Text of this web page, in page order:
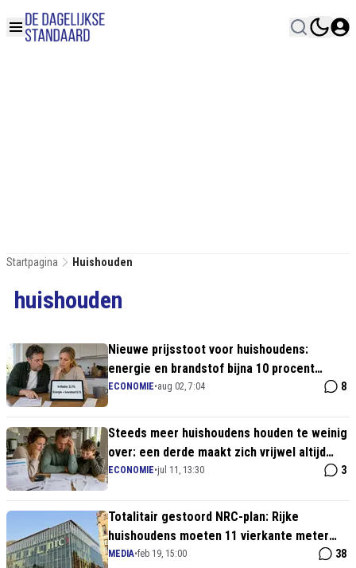
Startpagina Huishouden
huishouden
Nieuwe prijsstoot voor huishoudens:
energie en brandstof bijna 10 procent
duurder
ECONOMIE•aug 02, 7:04 8
Steeds meer huishoudens houden te weinig
over: een derde maakt zich vrijwel altijd
zorgen
ECONOMIE•jul 11, 13:30 3
Totalitair gestoord NRC-plan: Rijke
huishoudens moeten 11 vierkante meter
inleveren om woningnood op te lossen
MEDIA•feb 19, 15:00 38